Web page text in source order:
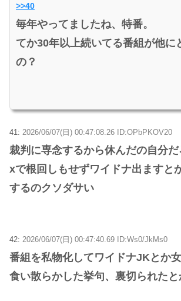
>>40
毎年やってましたね、特番。
てか30年以上続いてる番組が他に
の？
41: 2026/06/07(日) 00:47:08.26 ID:OPbPKOV20
裁判に専念するから休んだの自分だ
xで根回しもせずワイドナ出ますと
するのクソダサい
42: 2026/06/07(日) 00:47:40.69 ID:Ws0/JkMs0
番組を私物化してワイドナJKとか
食い散らかした挙句、裏切られた